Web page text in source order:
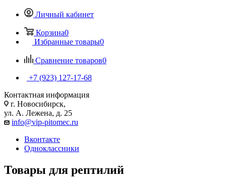
Личный кабинет
Корзина0
Избранные товары0
Сравнение товаров0
+7 (923) 127-17-68
Контактная информация
г. Новосибирск,
ул. А. Лежена, д. 25
info@vip-pitomec.ru
Вконтакте
Одноклассники
Товары для рептилий